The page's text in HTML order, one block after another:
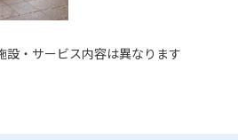
・サービス内容は異なります